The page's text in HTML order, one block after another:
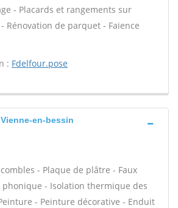
- Placards et rangements sur
Rénovation de parquet - Faïence
: Fdelfour.pose
en-bessin
- Plaque de plâtre - Faux
- Isolation thermique des
- Peinture décorative - Enduit